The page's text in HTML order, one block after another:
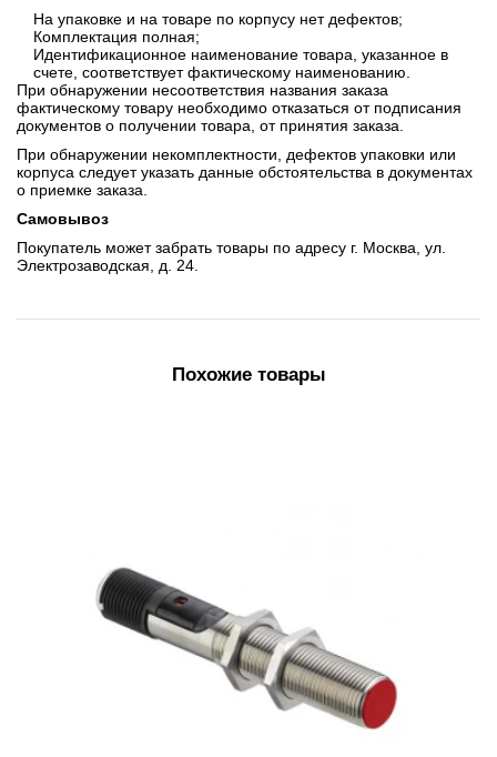
На упаковке и на товаре по корпусу нет дефектов;
Комплектация полная;
Идентификационное наименование товара, указанное в
счете, соответствует фактическому наименованию.
При обнаружении несоответствия названия заказа
фактическому товару необходимо отказаться от подписания
документов о получении товара, от принятия заказа.
При обнаружении некомплектности, дефектов упаковки или
корпуса следует указать данные обстоятельства в документах
о приемке заказа.
Самовывоз
Покупатель может забрать товары по адресу г. Москва, ул.
Электрозаводская, д. 24.
Похожие товары